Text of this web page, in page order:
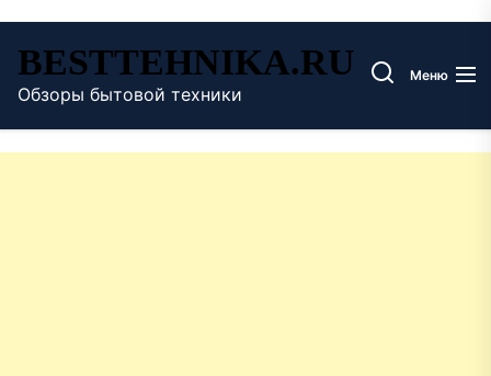
содержимому
BESTTEHNIKA.RU
Обзоры бытовой техники
Меню